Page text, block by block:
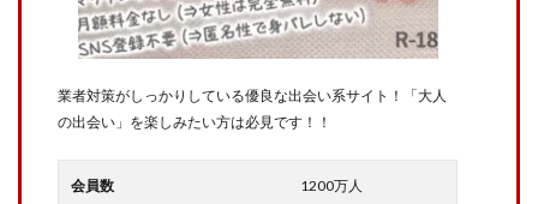
業者対策がしっかりしている優良な出会い系サイト！「大人
の出会い」を楽しみたい方は必見です！！
会員数 1200万人